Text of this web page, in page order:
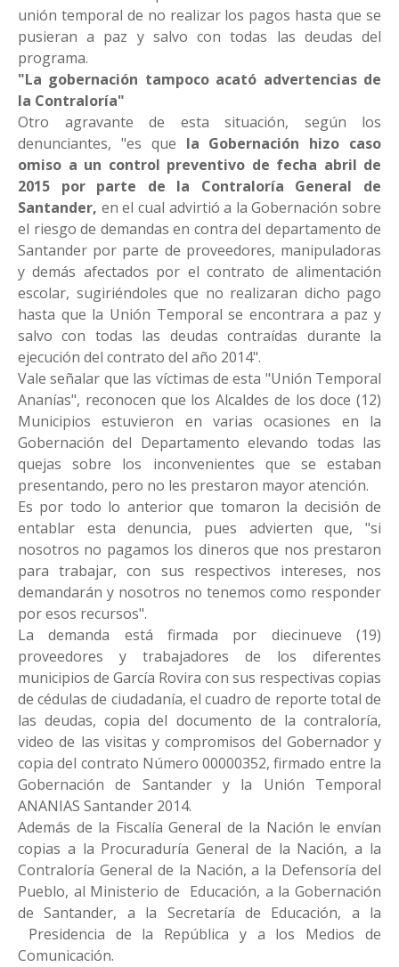
unión temporal de no realizar los pagos hasta que se
pusieran a paz y salvo con todas las deudas del
programa.
"La gobernación tampoco acató advertencias de
la Contraloría"
Otro agravante de esta situación, según los
denunciantes, "es que la Gobernación hizo caso
omiso a un control preventivo de fecha abril de
2015 por parte de la Contraloría General de
Santander, en el cual advirtió a la Gobernación sobre
el riesgo de demandas en contra del departamento de
Santander por parte de proveedores, manipuladoras
y demás afectados por el contrato de alimentación
escolar, sugiriéndoles que no realizaran dicho pago
hasta que la Unión Temporal se encontrara a paz y
salvo con todas las deudas contraídas durante la
ejecución del contrato del año 2014".
Vale señalar que las víctimas de esta "Unión Temporal
Ananías", reconocen que los Alcaldes de los doce (12)
Municipios estuvieron en varias ocasiones en la
Gobernación del Departamento elevando todas las
quejas sobre los inconvenientes que se estaban
presentando, pero no les prestaron mayor atención.
Es por todo lo anterior que tomaron la decisión de
entablar esta denuncia, pues advierten que, "si
nosotros no pagamos los dineros que nos prestaron
para trabajar, con sus respectivos intereses, nos
demandarán y nosotros no tenemos como responder
por esos recursos".
La demanda está firmada por diecinueve (19)
proveedores y trabajadores de los diferentes
municipios de García Rovira con sus respectivas copias
de cédulas de ciudadanía, el cuadro de reporte total de
las deudas, copia del documento de la contraloría,
video de las visitas y compromisos del Gobernador y
copia del contrato Número 00000352, firmado entre la
Gobernación de Santander y la Unión Temporal
ANANIAS Santander 2014.
Además de la Fiscalía General de la Nación le envían
copias a la Procuraduría General de la Nación, a la
Contraloría General de la Nación, a la Defensoría del
Pueblo, al Ministerio de Educación, a la Gobernación
de Santander, a la Secretaría de Educación, a la
Presidencia de la República y a los Medios de
Comunicación.